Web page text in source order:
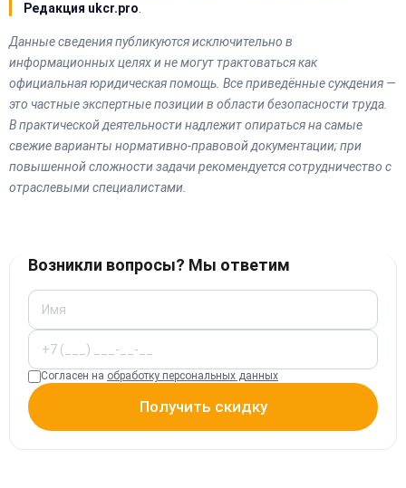
Редакция ukcr.pro
Данные сведения публикуются исключительно в
информационных целях и не могут трактоваться как
официальная юридическая помощь. Все приведённые суждения —
это частные экспертные позиции в области безопасности труда.
В практической деятельности надлежит опираться на самые
свежие варианты нормативно-правовой документации; при
повышенной сложности задачи рекомендуется сотрудничество с
отраслевыми специалистами.
Возникли вопросы? Мы ответим
Согласен на обработку персональных данных
Получить скидку